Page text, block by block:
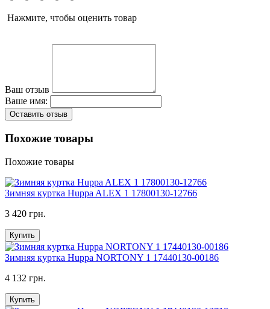
Нажмите, чтобы оценить товар
Ваш отзыв
Ваше имя:
Оставить отзыв
Похожие товары
Похожие товары
Зимняя куртка Huppa ALEX 1 17800130-12766
3 420 грн.
Купить
Зимняя куртка Huppa NORTONY 1 17440130-00186
4 132 грн.
Купить